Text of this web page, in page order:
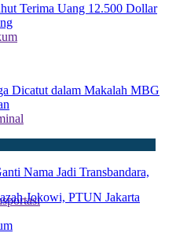
Terima Uang 12.500 Dollar
Dicatut dalam Makalah MBG
Nama Jadi Transbandara,
Jokowi, PTUN Jakarta